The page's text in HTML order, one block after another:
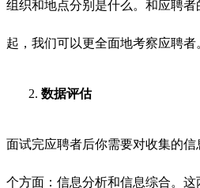
组织和地点分别是什么。和应聘
起，我们可以更全面地考察应聘者
2. 数据评估
面试完应聘者后你需要对收集的
个方面：信息分析和信息综合。